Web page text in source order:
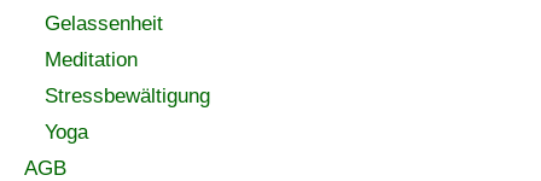
Gelassenheit
Meditation
Stressbewältigung
Yoga
AGB